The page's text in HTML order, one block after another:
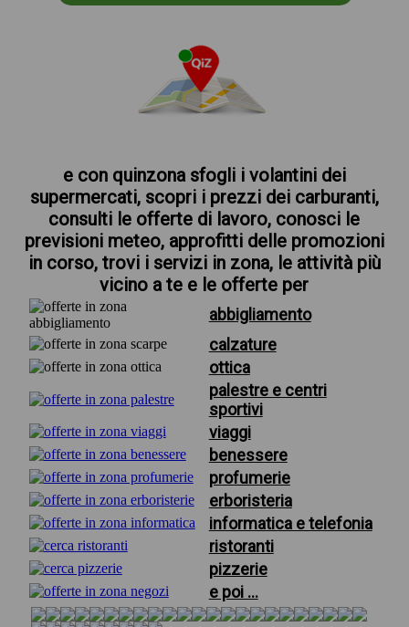
e con quinzona sfogli i volantini dei
supermercati, scopri i prezzi dei carburanti,
consulti le offerte di lavoro, conosci le
previsioni meteo, approfitti delle promozioni
in corso, trovi i servizi in zona, le attività più
vicino a te e le offerte per
abbigliamento
calzature
ottica
palestre e centri
sportivi
viaggi
benessere
profumerie
erboristeria
informatica e telefonia
ristoranti
pizzerie
e poi ...